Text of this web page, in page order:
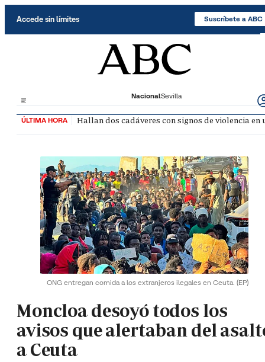
Accede sin límites Suscríbete a ABC
NacionalSevilla
ÚLTIMA HORA Hallan dos cadáveres con signos de violencia
ONG entregan comida a los extranjeros ilegales en Ceuta. (EP)
Moncloa desoyó todos los
avisos que alertaban del
a Ceuta